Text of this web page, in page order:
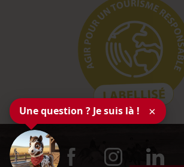
Une question ? Je suis là ! ×